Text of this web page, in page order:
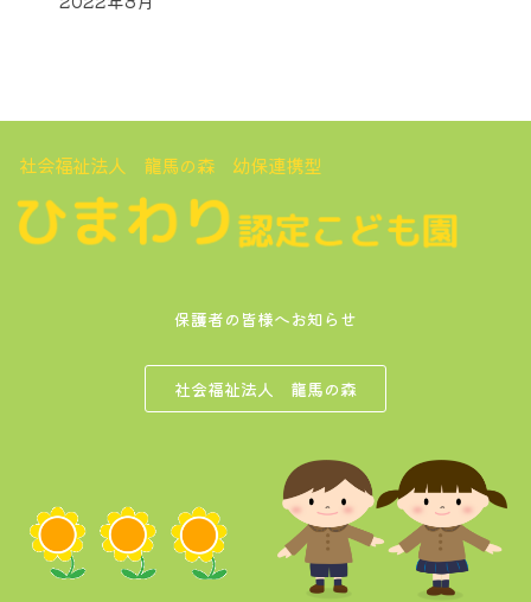
社会福祉法人 龍馬の森 幼保連携型
保護者の皆様へお知らせ
社会福祉法人 龍馬の森